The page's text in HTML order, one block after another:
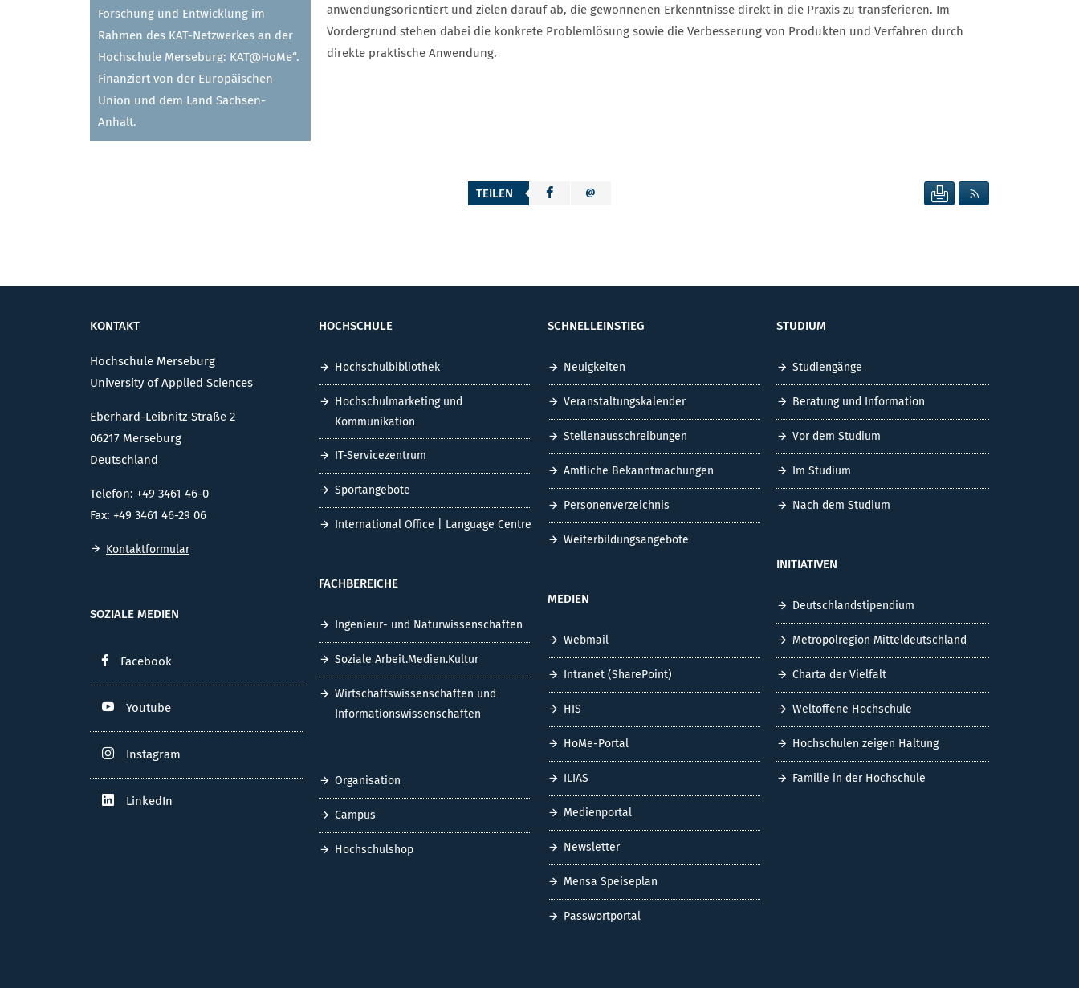
Forschung und Entwicklung im
Rahmen des KAT-Netzwerkes an der
Hochschule Merseburg: KAT@HoMe“.
Finanziert von der Europäischen
Union und dem Land Sachsen-
Anhalt.
anwendungsorientiert und zielen darauf ab, die gewonnenen Erkenntnisse direkt in die Praxis zu transferieren. Im
Vordergrund stehen dabei die konkrete Problemlösung sowie die Verbesserung von Produkten und Verfahren durch
direkte praktische Anwendung.
TEILEN SEITE DRUCKEN
KONTAKT
Hochschule Merseburg
University of Applied Sciences
Eberhard-Leibnitz-Straße 2
06217 Merseburg
Deutschland
Telefon: +49 3461 46-0
Fax: +49 3461 46-29 06
Kontaktformular
SOZIALE MEDIEN
Facebook
Youtube
Instagram
LinkedIn
HOCHSCHULE
Hochschulbibliothek
Hochschulmarketing und
Kommunikation
IT-Servicezentrum
Sportangebote
International Office | Language Centre
FACHBEREICHE
Ingenieur- und Naturwissenschaften
Soziale Arbeit.Medien.Kultur
Wirtschaftswissenschaften und
Informationswissenschaften
Organisation
Campus
Hochschulshop
SCHNELLEINSTIEG
Neuigkeiten
Veranstaltungskalender
Stellenausschreibungen
Amtliche Bekanntmachungen
Personenverzeichnis
Weiterbildungsangebote
MEDIEN
Webmail
Intranet (SharePoint)
HIS
HoMe-Portal
ILIAS
Medienportal
Newsletter
Mensa Speiseplan
Passwortportal
STUDIUM
Studiengänge
Beratung und Information
Vor dem Studium
Im Studium
Nach dem Studium
INITIATIVEN
Deutschlandstipendium
Metropolregion Mitteldeutschland
Charta der Vielfalt
Weltoffene Hochschule
Hochschulen zeigen Haltung
Familie in der Hochschule